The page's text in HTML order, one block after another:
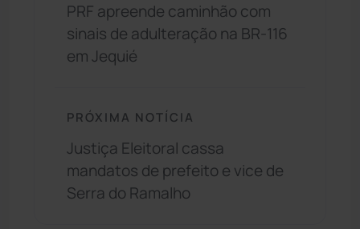
PRF apreende caminhão com
sinais de adulteração na BR-116
em Jequié
PRÓXIMA NOTÍCIA
Justiça Eleitoral cassa
mandatos de prefeito e vice de
Serra do Ramalho